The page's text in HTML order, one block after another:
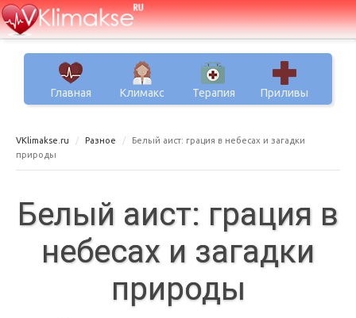
Главная Климакс Терапия Приливы
VKlimakse.ru Разное
Белый аист: грация в небесах и загадки
природы
Белый аист: грация в
небесах и загадки
природы